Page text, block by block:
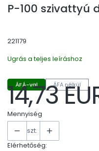
P-100 szivattyú
221179
Ugrás a teljes leíráshoz
ÁFÁ-val ÁFA nélkül
Ár
14,73
Mennyiség
szt.
Elérhetőség: